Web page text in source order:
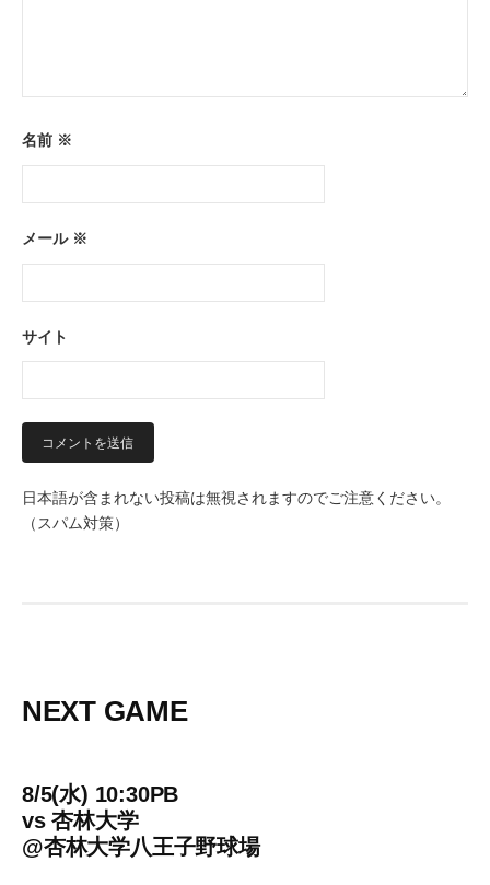
名前 ※
メール ※
サイト
日本語が含まれない投稿は無視されますのでご注意ください。
（スパム対策）
NEXT GAME
8/5(水) 10:30PB
vs杏林大学
@杏林大学八王子野球場